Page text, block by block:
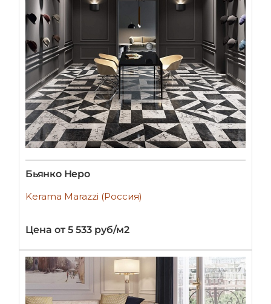
Бьянко Неро
Kerama Marazzi (Россия)
Цена от 5 533 руб/м2